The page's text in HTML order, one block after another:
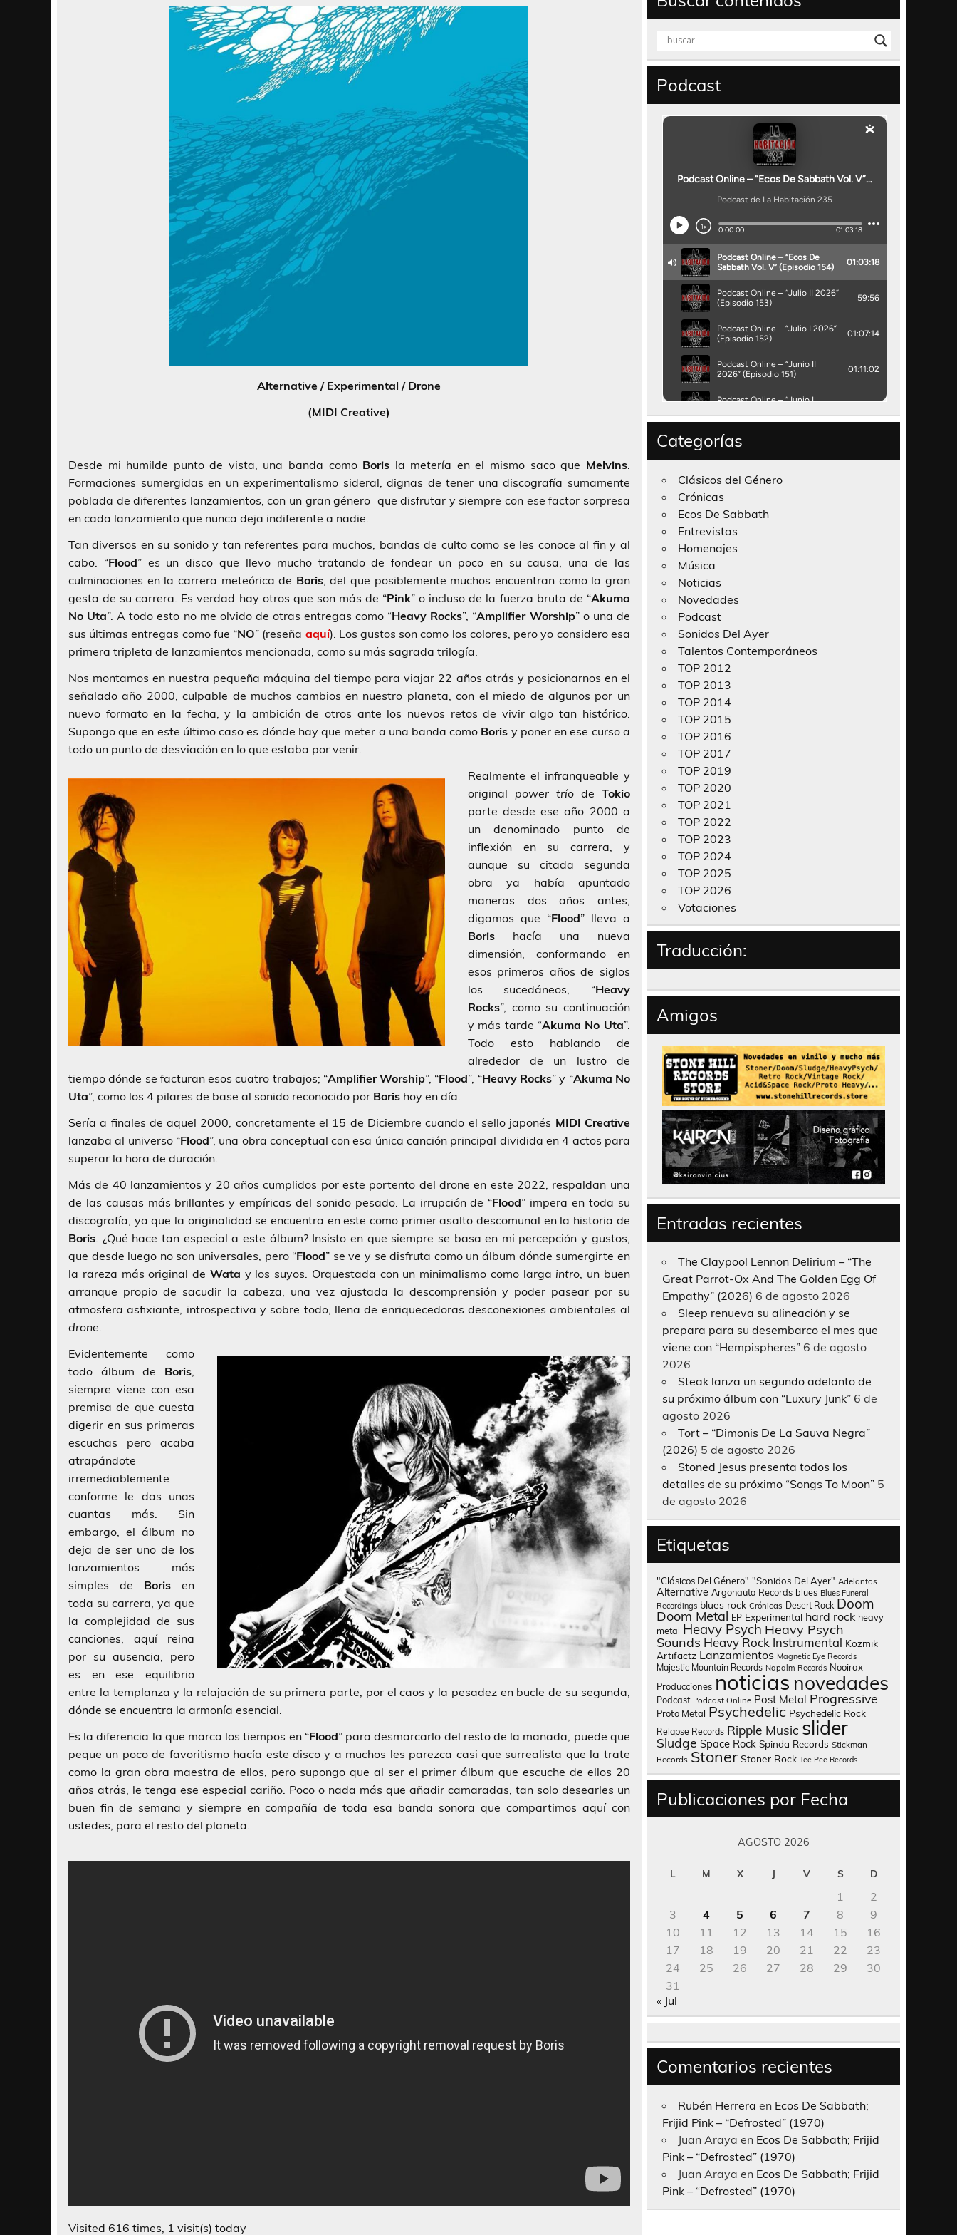
Alternative / Experimental / Drone
(MIDI Creative)
Desde mi humilde punto de vista, una banda como Boris la metería en el mismo saco que Melvins.
Formaciones sumergidas en un experimentalismo sideral, dignas de tener una discografía sumamente
poblada de diferentes lanzamientos, con un gran género que disfrutar y siempre con ese factor sorpresa
en cada lanzamiento que nunca deja indiferente a nadie.
Tan diversos en su sonido y tan referentes para muchos, bandas de culto como se les conoce al fin y al
cabo. “Flood” es un disco que llevo mucho tratando de fondear un poco en su causa, una de las
culminaciones en la carrera meteórica de Boris, del que posiblemente muchos encuentran como la gran
gesta de su carrera. Es verdad hay otros que son más de “Pink” o incluso de la fuerza bruta de “Akuma
No Uta”. A todo esto no me olvido de otras entregas como “Heavy Rocks”, “Amplifier Worship” o una de
sus últimas entregas como fue “NO” (reseña aquí). Los gustos son como los colores, pero yo considero esa
primera tripleta de lanzamientos mencionada, como su más sagrada trilogía.
Nos montamos en nuestra pequeña máquina del tiempo para viajar 22 años atrás y posicionarnos en el
señalado año 2000, culpable de muchos cambios en nuestro planeta, con el miedo de algunos por un
nuevo formato en la fecha, y la ambición de otros ante los nuevos retos de vivir algo tan histórico.
Supongo que en este último caso es dónde hay que meter a una banda como Boris y poner en ese curso a
todo un punto de desviación en lo que estaba por venir.
Realmente el infranqueable y
original power tríode Tokio
parte desde ese año 2000 a
un denominado punto de
inflexión en su carrera, y
aunque su citada segunda
obra ya había apuntado
maneras dos años antes,
digamos que “Flood” lleva a
Boris hacía una nueva
dimensión, conformando en
esos primeros años de siglos
los sucedáneos, “Heavy
Rocks”, como su continuación
y más tarde “Akuma No Uta”.
Todo esto hablando de
alrededor de un lustro de
tiempo dónde se facturan esos cuatro trabajos; “Amplifier Worship”, “Flood”, “Heavy Rocks” y “Akuma No
Uta”, como los 4 pilares de base al sonido reconocido por Boris hoy en día.
Sería a finales de aquel 2000, concretamente el 15 de Diciembre cuando el sello japonés MIDI Creative
lanzaba al universo “Flood”, una obra conceptual con esa única canción principal dividida en 4 actos para
superar la hora de duración.
Más de 40 lanzamientos y 20 años cumplidos por este portento del drone en este 2022, respaldan una
de las causas más brillantes y empíricas del sonido pesado. La irrupción de “Flood” impera en toda su
discografía, ya que la originalidad se encuentra en este como primer asalto descomunal en la historia de
Boris. ¿Qué hace tan especial a este álbum? Insisto en que siempre se basa en mi percepción y gustos,
que desde luego no son universales, pero “Flood” se ve y se disfruta como un álbum dónde sumergirte en
la rareza más original de Wata y los suyos. Orquestada con un minimalismo como larga intro, un buen
arranque propio de sacudir la cabeza, una vez ajustada la descomprensión y poder pasear por su
atmosfera asfixiante, introspectiva y sobre todo, llena de enriquecedoras desconexiones ambientales al
drone.
Evidentemente como
todo álbum de Boris,
siempre viene con esa
premisa de que cuesta
digerir en sus primeras
escuchas pero acaba
atrapándote
irremediablemente
conforme le das unas
cuantas más. Sin
embargo, el álbum no
deja de ser uno de los
lanzamientos más
simples de Borisen
toda su carrera, ya que
la complejidad de sus
canciones, aquí reina
por su ausencia, pero
es en ese equilibrio
entre la templanza y la relajación de su primera parte, por el caos y la pesadez en bucle de su segunda,
dónde se encuentra la armonía esencial.
Es la diferencia la que marca los tiempos en “Flood” para desmarcarlo del resto de la manada, puede que
peque un poco de favoritismo hacía este disco y a muchos les parezca casi que surrealista que la trate
como la gran obra maestra de ellos, pero supongo que al ser el primer álbum que escuche de ellos 20
años atrás, le tenga ese especial cariño. Poco o nada más que añadir camaradas, tan solo desearles un
buen fin de semana y siempre en compañía de toda esa banda sonora que compartimos aquí con
ustedes, para el resto del planeta.
Visited 616 times, 1 visit(s) today
Podcast
Categorías
Clásicos del Género
Crónicas
Ecos De Sabbath
Entrevistas
Homenajes
Música
Noticias
Novedades
Podcast
Sonidos Del Ayer
Talentos Contemporáneos
TOP 2012
TOP 2013
TOP 2014
TOP 2015
TOP 2016
TOP 2017
TOP 2019
TOP 2020
TOP 2021
TOP 2022
TOP 2023
TOP 2024
TOP 2025
TOP 2026
Votaciones
Traducción:
Amigos
Entradas recientes
The Claypool Lennon Delirium – “The
Great Parrot-Ox And The Golden Egg Of
Empathy” (2026) 6 de agosto 2026
Sleep renueva su alineación y se
prepara para su desembarco el mes que
viene con “Hempispheres” 6 de agosto
2026
Steak lanza un segundo adelanto de
su próximo álbum con “Luxury Junk” 6 de
agosto 2026
Tort – “Dimonis De La Sauva Negra”
(2026) 5 de agosto 2026
Stoned Jesus presenta todos los
detalles de su próximo “Songs To Moon” 5
de agosto 2026
Etiquetas
"Clásicos Del Género" "Sonidos Del Ayer" Adelantos
Alternative Argonauta Records blues Blues Funeral
Recordings blues rock Crónicas Desert Rock Doom
Doom Metal EP Experimental hard rock heavy
metal Heavy Psych Heavy Psych
Sounds Heavy Rock Instrumental Kozmik
Artifactz Lanzamientos Magnetic Eye Records
Majestic Mountain Records Napalm Records Nooirax
Producciones noticias novedades
Podcast Podcast Online Post Metal Progressive
Proto Metal Psychedelic Psychedelic Rock
Relapse Records Ripple Music slider
Sludge Space Rock Spinda Records Stickman
Records Stoner Stoner Rock Tee Pee Records
Publicaciones por Fecha
AGOSTO 2026
L M X J V S D
1
2
3
4 5 6 7 8
9
10
11 12 13 14 15
16
17
18 19 20 21 22
23
24
25 26 27 28 29
30
31
« Jul
Comentarios recientes
Rubén Herrera en Ecos De Sabbath;
Frijid Pink – “Defrosted” (1970)
Juan Araya en Ecos De Sabbath; Frijid
Pink – “Defrosted” (1970)
Juan Araya en Ecos De Sabbath; Frijid
Pink – “Defrosted” (1970)